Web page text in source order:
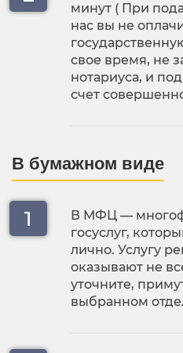
минут ( При
нас вы не
свое время, не
нотариуса, и
счет
В бумажном виде
В МФЦ —
госуслуг,
лично. Услугу
оказывают не
уточните,
выбранном